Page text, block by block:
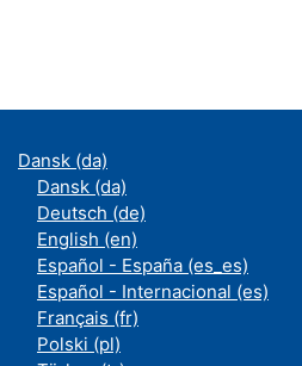
Dansk ‎(da)‎
Dansk ‎(da)‎
Deutsch ‎(de)‎
English ‎(en)‎
Español - España ‎(es_es)‎
Español - Internacional ‎(es)‎
Français ‎(fr)‎
Polski ‎(pl)‎